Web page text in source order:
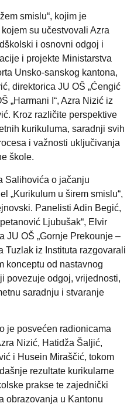
smislu“, kojim je
su učestvovali Azra
i osnovni odgoj i
i projekte Ministarstva
Unsko-sanskog kantona,
direktorica JU OŠ „Ćengić
„Harmani I“, Azra Nizić iz
Kroz različite perspektive
kurikuluma, saradnji svih
i važnosti uključivanja
škole.
Salihovića o jačanju
„Kurikulum u širem smislu“,
Panelisti Adin Begić,
Ljubušak“, Elvir
JU OŠ „Gornje Prekounje –
Tuzlak iz Instituta razgovarali
konceptu od nastavnog
povezuje odgoj, vrijednosti,
saradnju i stvaranje
je posvećen radionicama
Nizić, Hatidža Šaljić,
i Husein Miraščić, tokom
rezultate kurikularne
prakse te zajednički
obrazovanja u Kantonu